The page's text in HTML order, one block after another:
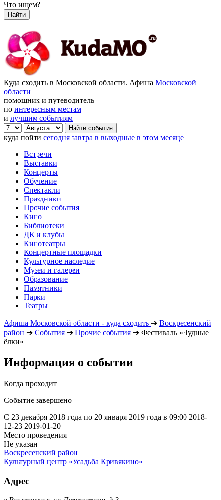
Что ищем?
Найти
Куда сходить в Московской области. Афиша Московской
области
помощник и путеводитель
по интересным местам
и лучшим событиям
куда пойти сегодня завтра в выходные в этом месяце
Встречи
Выставки
Концерты
Обучение
Спектакли
Праздники
Прочие события
Кино
Библиотеки
ДК и клубы
Кинотеатры
Концертные площадки
Культурное наследие
Музеи и галереи
Образование
Памятники
Парки
Театры
Афиша Московской области - куда сходить ➔ Воскресенский
район ➔ События ➔ Прочие события ➔ Фестиваль «Чудные
ёлки»
Информация о событии
Когда проходит
Событие завершено
С 23 декабря 2018 года по 20 января 2019 года в 09:00 2018-
12-23 2019-01-20
Место проведения
Не указан
Воскресенский район
Культурный центр «Усадьба Кривякино»
Адрес